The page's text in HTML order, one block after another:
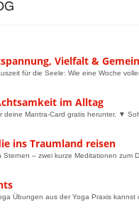
Vielfalt &
für die Seele: Wie eine Woche
im Alltag
Mantra-Card gratis herunter. ▼
ins Traumland reisen
– zwei kurze Meditationen zum
Übungen aus der Yoga Praxis